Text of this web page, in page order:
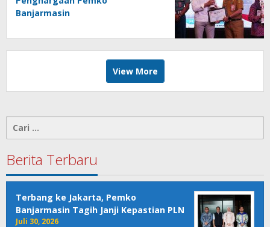
Banjarmasin
View More
Cari
untuk:
Berita Terbaru
Terbang ke Jakarta, Pemko
Banjarmasin Tagih Janji Kepastian PLN
Juli 30, 2026